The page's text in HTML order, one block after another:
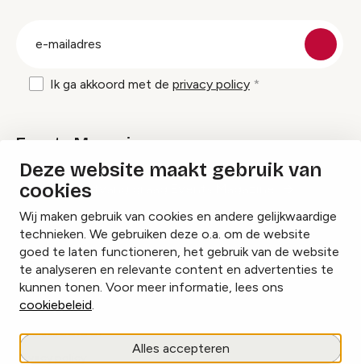
Deze website maakt gebruik van
cookies
Wij maken gebruik van cookies en andere gelijkwaardige
technieken. We gebruiken deze o.a. om de website
goed te laten functioneren, het gebruik van de website
te analyseren en relevante content en advertenties te
kunnen tonen. Voor meer informatie, lees ons
cookiebeleid.
Alles accepteren
Ik ga akkoord met de privacy policy
Events Magazine
Ik ontvang graag Events Magazine
InstagramFacebookLinkedIn
Cookies beheren
Privacy policy